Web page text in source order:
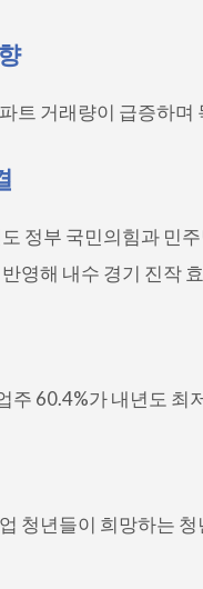
트 거래량이 급증하며
정부 국민의힘과 민
영해 내수 경기 진작
60.4%가 내년도 최
청년들이 희망하는